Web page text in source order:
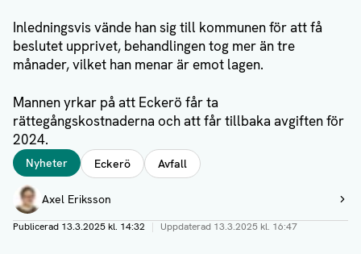
Inledningsvis vände han sig till kommunen för att få
beslutet upprivet, behandlingen tog mer än tre
månader, vilket han menar är emot lagen.
Mannen yrkar på att Eckerö får ta
rättegångskostnaderna och att får tillbaka avgiften för
2024.
Taggar
Nyheter Eckerö Avfall
Författare
Axel Eriksson
Visa profil
Publicerad 13.3.2025 kl. 14:32 | Uppdaterad 13.3.2025 kl. 16:47